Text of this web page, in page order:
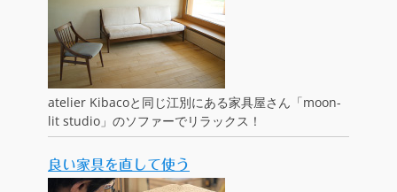
atelier Kibacoと同じ江別にある家具屋さん「moon-
lit studio」のソファーでリラックス！
良い家具を直して使う